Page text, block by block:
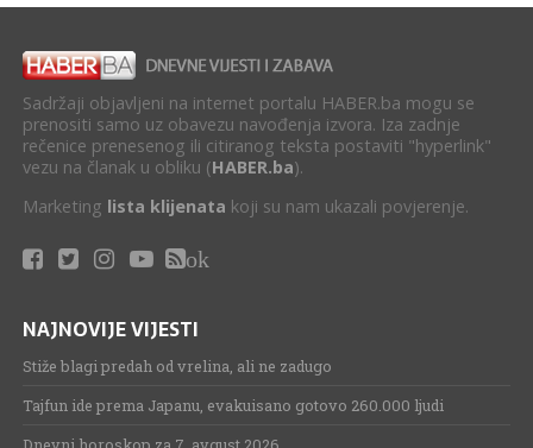
Sadržaji objavljeni na internet portalu HABER.ba mogu se
prenositi samo uz obavezu navođenja izvora. Iza zadnje
rečenice prenesenog ili citiranog teksta postaviti "hyperlink"
vezu na članak u obliku (HABER.ba).
Marketing lista klijenata koji su nam ukazali povjerenje.
ok
NAJNOVIJE VIJESTI
Stiže blagi predah od vrelina, ali ne zadugo
Tajfun ide prema Japanu, evakuisano gotovo 260.000 ljudi